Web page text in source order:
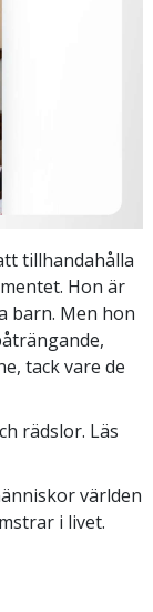
tillhandahålla
Hon är
barn. Men hon
tack vare de
rädslor. Läs
världen
i livet.